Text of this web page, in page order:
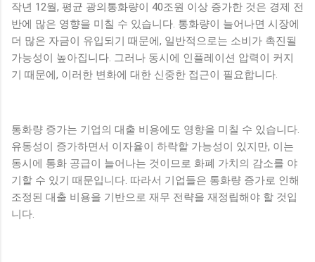
작년 12월, 평균 광의통화량이 40조원 이상 증가한 것은 경제 전
반에 많은 영향을 미칠 수 있습니다. 통화량이 늘어나면 시장에
더 많은 자금이 유입되기 때문에, 일반적으로는 소비가 촉진될
가능성이 높아집니다. 그러나 동시에 인플레이션 압력이 커지
기 때문에, 이러한 변화에 대한 신중한 접근이 필요합니다.
통화량 증가는 기업의 대출 비용에도 영향을 미칠 수 있습니다.
유동성이 증가하면서 이자율이 하락할 가능성이 있지만, 이는
동시에 통화 공급이 늘어나는 것이므로 화폐 가치의 감소를 야
기할 수 있기 때문입니다. 따라서 기업들은 통화량 증가로 인해
조정된 대출 비용을 기반으로 재무 전략을 재정립해야 할 것입
니다.